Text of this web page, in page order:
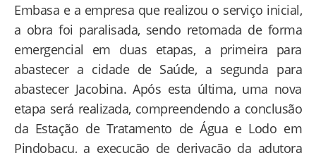
Embasa e a empresa que realizou o serviço inicial,
a obra foi paralisada, sendo retomada de forma
emergencial em duas etapas, a primeira para
abastecer a cidade de Saúde, a segunda para
abastecer Jacobina. Após esta última, uma nova
etapa será realizada, compreendendo a conclusão
da Estação de Tratamento de Água e Lodo em
Pindobaçu, a execução de derivação da adutora